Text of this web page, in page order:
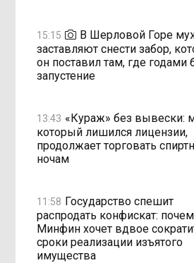
15:15
В Шерловой Горе
заставляют снести забор,
он поставил там, где годами
запустение
13:43 «Кураж» без вывески:
который лишился лицензии,
продолжает торговать
ночам
11:58 Государство спешит
распродать конфискат:
Минфин хочет вдвое
сроки реализации изъятого
имущества